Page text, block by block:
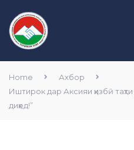
Home
Ахбор
Иштирок дар Аксияи ҳизбӣ
диҳед!”